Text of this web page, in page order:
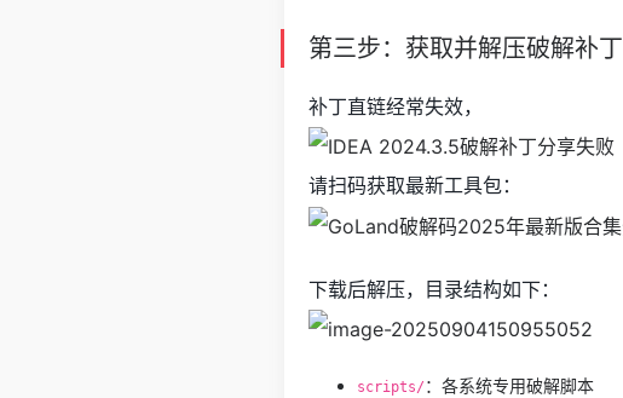
第三步：获取并解压破解补丁
补丁直链经常失效，
请扫码获取最新工具包：
下载后解压，目录结构如下：
scripts/ ：各系统专用破解脚本